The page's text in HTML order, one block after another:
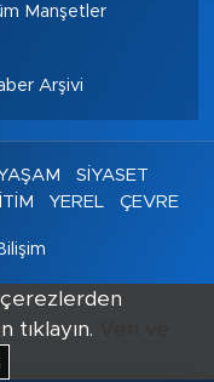
Manşetler
Arşivi
SİYASET
YEREL ÇEVRE
çerezlerden
tıklayın.